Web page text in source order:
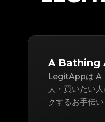
A Bathing
LegitAppは A
人・買いたい
クするお手伝い